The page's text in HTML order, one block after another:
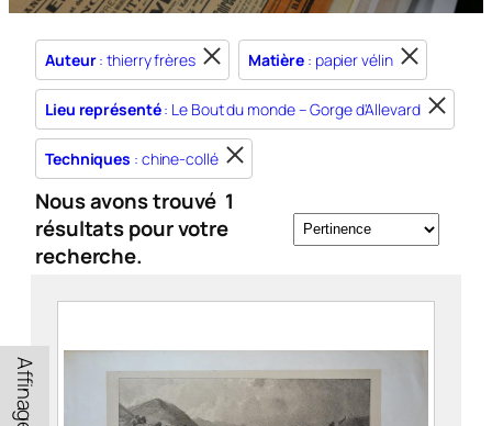
Auteur: thierry frères Matière : papier vélin
Lieu représenté: Le Bout du monde – Gorge d'Allevard
Techniques : chine-collé
Nous avons trouvé 1
résultats pour votre
recherche.
Affinage